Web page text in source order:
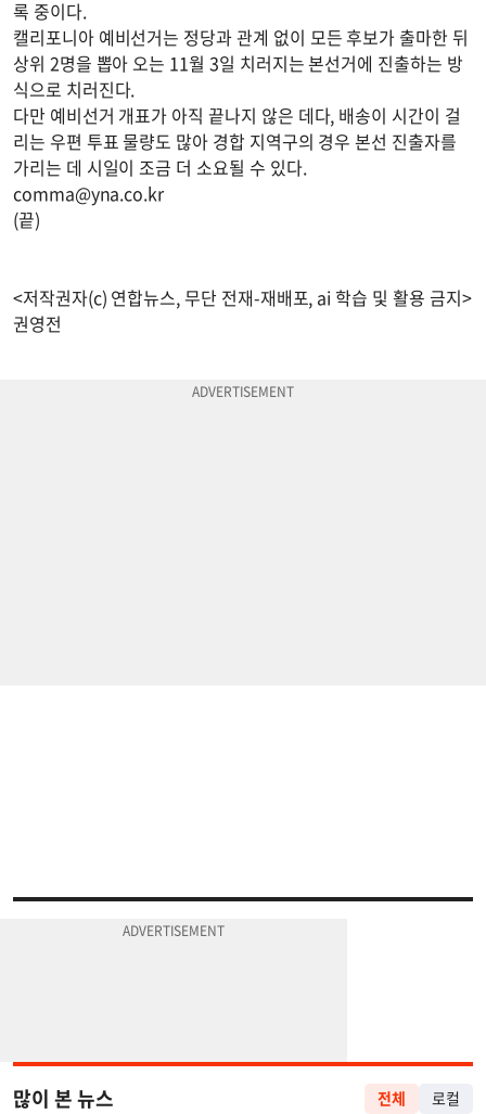
록 중이다.
캘리포니아 예비선거는 정당과 관계 없이 모든 후보가 출마한 뒤
상위 2명을 뽑아 오는 11월 3일 치러지는 본선거에 진출하는 방
식으로 치러진다.
다만 예비선거 개표가 아직 끝나지 않은 데다, 배송이 시간이 걸
리는 우편 투표 물량도 많아 경합 지역구의 경우 본선 진출자를
가리는 데 시일이 조금 더 소요될 수 있다.
comma@yna.co.kr
(끝)
<저작권자(c) 연합뉴스, 무단 전재-재배포, ai 학습 및 활용 금지>
권영전
많이 본 뉴스 전체 로컬